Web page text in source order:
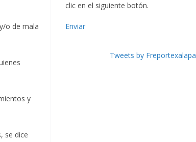
o de mala
y
se dice
clic en el siguiente botón.
Enviar
Tweets by Freportexalapa